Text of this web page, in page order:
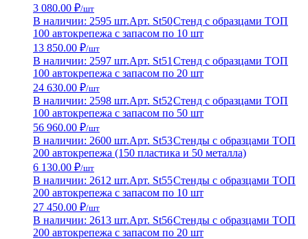
3 080.00 ₽/шт
В наличии: 2595 шт.Арт. St50Стенд с образцами ТОП
100 автокрепежа с запасом по 10 шт
13 850.00 ₽/шт
В наличии: 2597 шт.Арт. St51 Стенд с образцами ТОП
100 автокрепежа с запасом по 20 шт
24 630.00 ₽/шт
В наличии: 2598 шт.Арт. St52Стенд с образцами ТОП
100 автокрепежа с запасом по 50 шт
56 960.00 ₽/шт
В наличии: 2600 шт.Арт. St53Стенды с образцами ТОП
200 автокрепежа (150 пластика и 50 металла)
6 130.00 ₽/шт
В наличии: 2612 шт.Арт. St55Стенды с образцами ТОП
200 автокрепежа с запасом по 10 шт
27 450.00 ₽/шт
В наличии: 2613 шт.Арт. St56Стенды с образцами ТОП
200 автокрепежа с запасом по 20 шт